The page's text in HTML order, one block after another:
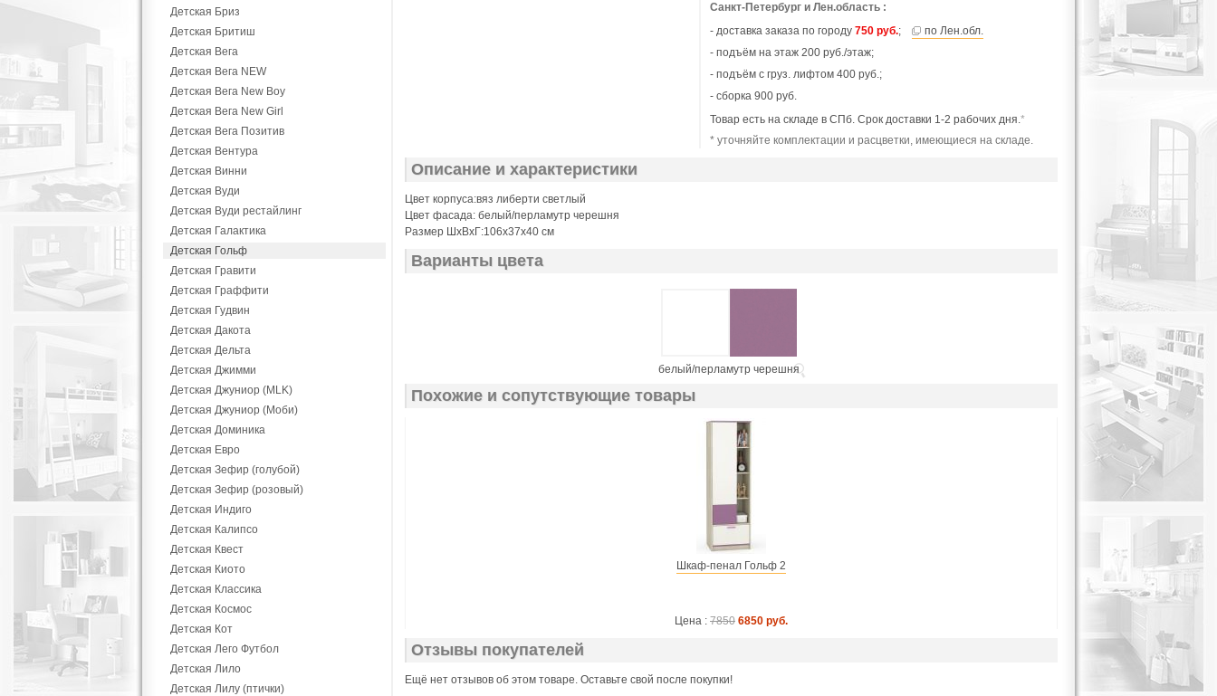
Детская Бриз
Детская Бритиш
Детская Вега
Детская Вега NEW
Детская Вега New Boy
Детская Вега New Girl
Детская Вега Позитив
Детская Вентура
Детская Винни
Детская Вуди
Детская Вуди рестайлинг
Детская Галактика
Детская Гольф
Детская Гравити
Детская Граффити
Детская Гудвин
Детская Дакота
Детская Дельта
Детская Джимми
Детская Джуниор (MLK)
Детская Джуниор (Моби)
Детская Доминика
Детская Евро
Детская Зефир (голубой)
Детская Зефир (розовый)
Детская Индиго
Детская Калипсо
Детская Квест
Детская Киото
Детская Классика
Детская Космос
Детская Кот
Детская Лего Футбол
Детская Лило
Детская Лилу (птички)
Санкт-Петербург и Лен.область :
- доставка заказа по городу 750 руб.;
по Лен.обл.
- подъём на этаж 200 руб./этаж;
- подъём с груз. лифтом 400 руб.;
- сборка 900 руб.
Товар есть на складе в СПб. Срок доставки 1-2 рабочих дня.*
* уточняйте комплектации и расцветки, имеющиеся на складе.
Описание и характеристики
Цвет корпуса:вяз либерти светлый
Цвет фасада: белый/перламутр черешня
Размер ШхВхГ:106х37х40 см
Варианты цвета
белый/перламутр черешня
Похожие и сопутствующие товары
Шкаф-пенал Гольф 2
Цена : 7850 6850 руб.
Отзывы покупателей
Ещё нет отзывов об этом товаре. Оставьте свой после покупки!